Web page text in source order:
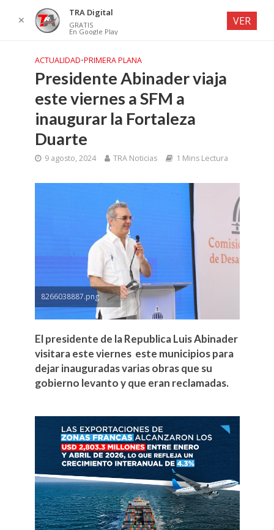
ACTUALIDAD•PRIMERA PLANA
Presidente Abinader viaja
este viernes a SFM a
inaugurar la Fortaleza
Duarte
9 agosto, 2024 TRA Noticias 1 Mins Lectura
8266038887.png
El presidente de la Republica Luis Abinader
visitara este viernes este municipios para
dejar inauguradas varias obras que su
gobierno levanto y que eran reclamadas.
✕
TRA Digital
GRATIS
En Google Play
VER